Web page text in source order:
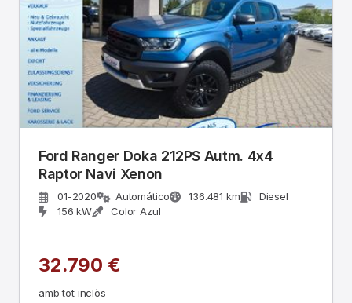
Ford Ranger Doka 212PS Autm. 4x4
Raptor Navi Xenon
01-2020 Automático 136.481 km
Diesel
156 kW
Color Azul
32.790 €
amb tot inclòs